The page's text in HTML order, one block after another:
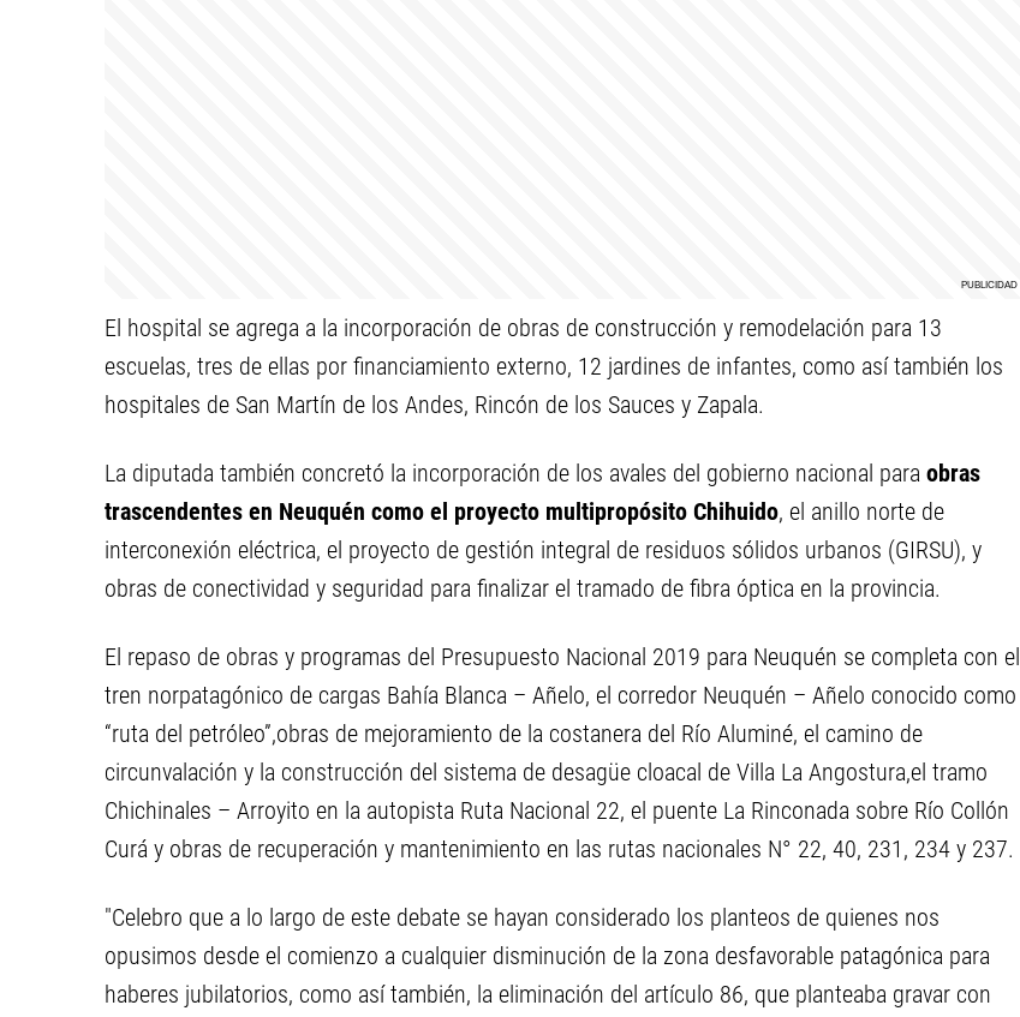
El hospital se agrega a la incorporación de obras de construcción y remodelación para 13
escuelas, tres de ellas por financiamiento externo, 12 jardines de infantes, como así también los
hospitales de San Martín de los Andes, Rincón de los Sauces y Zapala.
La diputada también concretó la incorporación de los avales del gobierno nacional para obras
trascendentes en Neuquén como el proyecto multipropósito Chihuido, el anillo norte de
interconexión eléctrica, el proyecto de gestión integral de residuos sólidos urbanos (GIRSU), y
obras de conectividad y seguridad para finalizar el tramado de fibra óptica en la provincia.
El repaso de obras y programas del Presupuesto Nacional 2019 para Neuquén se completa con el
tren norpatagónico de cargas Bahía Blanca – Añelo, el corredor Neuquén – Añelo conocido como
“ruta del petróleo”,obras de mejoramiento de la costanera del Río Aluminé, el camino de
circunvalación y la construcción del sistema de desagüe cloacal de Villa La Angostura,el tramo
Chichinales – Arroyito en la autopista Ruta Nacional 22, el puente La Rinconada sobre Río Collón
Curá y obras de recuperación y mantenimiento en las rutas nacionales N° 22, 40, 231, 234 y 237.
"Celebro que a lo largo de este debate se hayan considerado los planteos de quienes nos
opusimos desde el comienzo a cualquier disminución de la zona desfavorable patagónica para
haberes jubilatorios, como así también, la eliminación del artículo 86, que planteaba gravar con